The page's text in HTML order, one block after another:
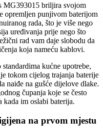
MG393015 briljira svojom
opremljen punjivom baterijom
rada, što je više nego
uređivanja prije nego što
rad vam daje slobodu da
koja nameću kablovi.
kućne upotrebe,
tokom cijelog trajanja baterije
naiđe na gušće dijelove dlake.
čupanja koje se često
kada im oslabi baterija.
na prvom mjestu